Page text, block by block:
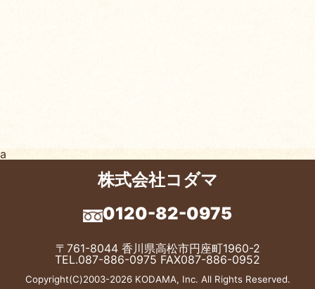
a
株式会社コダマ
0120-82-0975
〒761-8044 香川県高松市円座町1960-2
TEL.087-886-0975 FAX087-886-0952
Copyright(C)2003-2026 KODAMA, Inc. All Rights Reserved.